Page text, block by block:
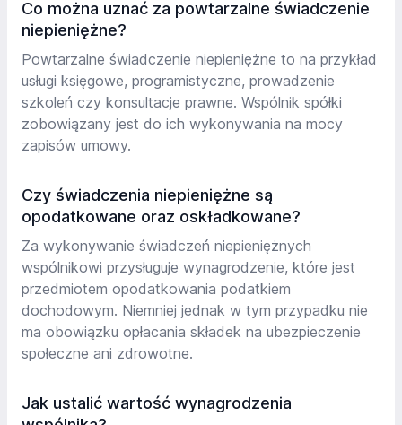
Co można uznać za powtarzalne świadczenie
niepieniężne?
Powtarzalne świadczenie niepieniężne to na przykład
usługi księgowe, programistyczne, prowadzenie
szkoleń czy konsultacje prawne. Wspólnik spółki
zobowiązany jest do ich wykonywania na mocy
zapisów umowy.
Czy świadczenia niepieniężne są
opodatkowane oraz oskładkowane?
Za wykonywanie świadczeń niepieniężnych
wspólnikowi przysługuje wynagrodzenie, które jest
przedmiotem opodatkowania podatkiem
dochodowym. Niemniej jednak w tym przypadku nie
ma obowiązku opłacania składek na ubezpieczenie
społeczne ani zdrowotne.
Jak ustalić wartość wynagrodzenia